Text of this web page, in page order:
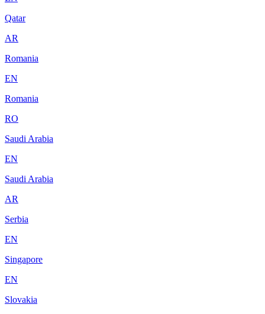
Qatar
AR
Romania
EN
Romania
RO
Saudi Arabia
EN
Saudi Arabia
AR
Serbia
EN
Singapore
EN
Slovakia